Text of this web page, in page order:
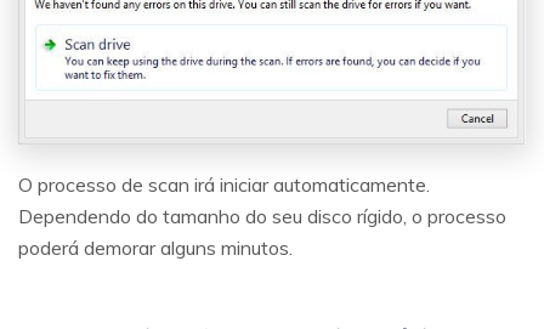
O processo de scan irá iniciar automaticamente.
Dependendo do tamanho do seu disco rígido, o processo
poderá demorar alguns minutos.